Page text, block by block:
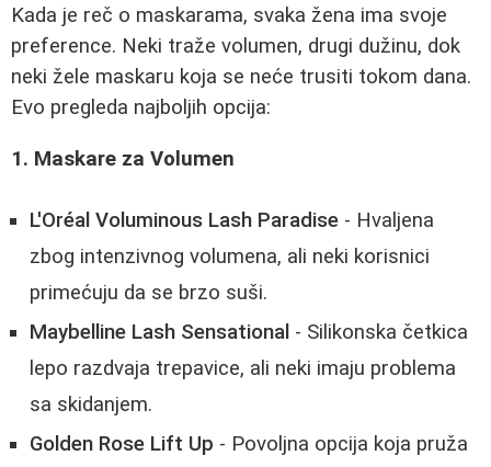
Kada je reč o maskarama, svaka žena ima svoje
preference. Neki traže volumen, drugi dužinu, dok
neki žele maskaru koja se neće trusiti tokom dana.
Evo pregleda najboljih opcija:
1. Maskare za Volumen
L'Oréal Voluminous Lash Paradise - Hvaljena
zbog intenzivnog volumena, ali neki korisnici
primećuju da se brzo suši.
Maybelline Lash Sensational - Silikonska četkica
lepo razdvaja trepavice, ali neki imaju problema
sa skidanjem.
Golden Rose Lift Up - Povoljna opcija koja pruža